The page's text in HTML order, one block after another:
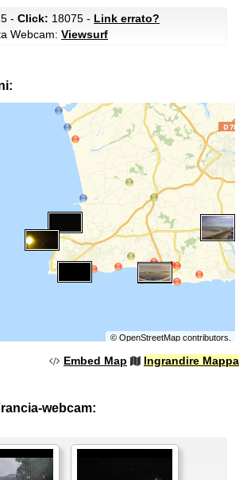
- Click: 18075 - Link errato?
Webcam: Viewsurf
© OpenStreetMapcontributors.
Embed Map Ingrandire Mappa
webcam: